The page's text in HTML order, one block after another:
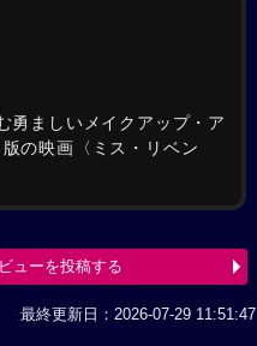
勇ましいメイクアップ・ア
の映画〈ミス・リベン
ューを投稿する
最終更新日：2026-07-29 11:51:47